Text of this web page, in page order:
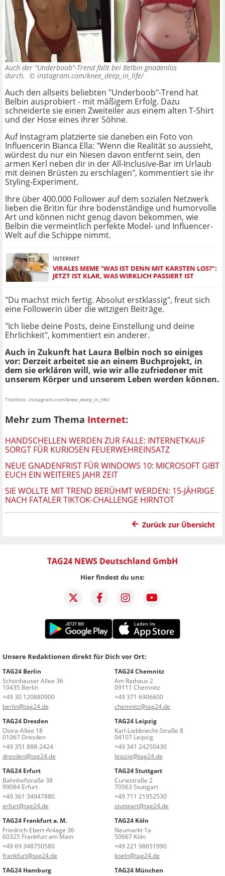
Auch der "Underboob"-Trend fällt bei Belbin gnadenlos
durch. © instagram.com/knee_deep_in_life/
Auch den allseits beliebten "Underboob"-Trend hat
Belbin ausprobiert - mit mäßigem Erfolg. Dazu
schneiderte sie einen Zweiteiler aus einem alten T-Shirt
und der Hose eines ihrer Söhne.
Auf Instagram platzierte sie daneben ein Foto von
Influencerin Bianca Ella: "Wenn die Realität so aussieht,
würdest du nur ein Niesen davon entfernt sein, den
armen Kerl neben dir in der All-Inclusive-Bar im Urlaub
mit deinen Brüsten zu erschlagen", kommentiert sie ihr
Styling-Experiment.
Ihre über 400.000 Follower auf dem sozialen Netzwerk
lieben die Britin für ihre bodenständige und humorvolle
Art und können nicht genug davon bekommen, wie
Belbin die vermeintlich perfekte Model- und Influencer-
Welt auf die Schippe nimmt.
INTERNET
VIRALES MEME "WAS IST DENN MIT KARSTEN LOS?":
JETZT IST KLAR, WAS WIRKLICH PASSIERT IST
"Du machst mich fertig. Absolut erstklassig", freut sich
eine Followerin über die witzigen Beiträge.
"Ich liebe deine Posts, deine Einstellung und deine
Ehrlichkeit", kommentiert ein anderer.
Auch in Zukunft hat Laura Belbin noch so einiges
vor: Derzeit arbeitet sie an einem Buchprojekt, in
dem sie erklären will, wie wir alle zufriedener mit
unserem Körper und unserem Leben werden können.
Titelfoto: instagram.com/knee_deep_in_life/
Mehr zum Thema Internet:
HANDSCHELLEN WERDEN ZUR FALLE: INTERNETKAUF
SORGT FÜR KURIOSEN FEUERWEHREINSATZ
NEUE GNADENFRIST FÜR WINDOWS 10: MICROSOFT GIBT
EUCH EIN WEITERES JAHR ZEIT
SIE WOLLTE MIT TREND BERÜHMT WERDEN: 15-JÄHRIGE
NACH FATALER TIKTOK-CHALLENGE HIRNTOT
Zurück zur Übersicht
TAG24 NEWS Deutschland GmbH
Hier findest du uns:
Unsere Redaktionen direkt für Dich vor Ort:
TAG24 Berlin
Schönhauser Allee 36
10435 Berlin
+49 30 120880900
berlin@tag24.de
TAG24 Chemnitz
Am Rathaus 2
09111 Chemnitz
+49 371 6906600
chemnitz@tag24.de
TAG24 Dresden
Ostra-Allee 18
01067 Dresden
+49 351 888-2424
dresden@tag24.de
TAG24 Leipzig
Karl-Liebknecht-Straße 8
04107 Leipzig
+49 341 24250430
leipzig@tag24.de
TAG24 Erfurt
Bahnhofstraße 38
99084 Erfurt
+49 361 34947880
erfurt@tag24.de
TAG24 Stuttgart
Curiestraße 2
70563 Stuttgart
+49 711 21952530
stuttgart@tag24.de
TAG24 Frankfurt a. M.
Friedrich-Ebert-Anlage 36
60325 Frankfurt am Main
+49 69 348750580
frankfurt@tag24.de
TAG24 Köln
Neumarkt 1a
50667 Köln
+49 221 98651990
koeln@tag24.de
TAG24 Hamburg
TAG24 München